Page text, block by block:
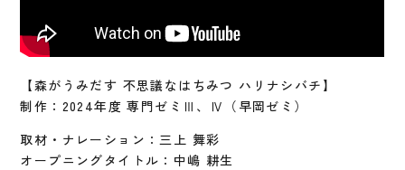
【森がうみだす 不思議なはちみつ ハリナシバチ】
制作：2024年度 専門ゼミⅢ、Ⅳ（早岡ゼミ）
取材・ナレーション：三上 舞彩
オープニングタイトル：中嶋 耕生